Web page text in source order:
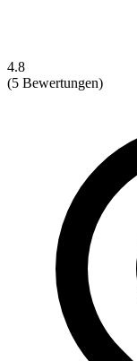
4.8
(5 Bewertungen)